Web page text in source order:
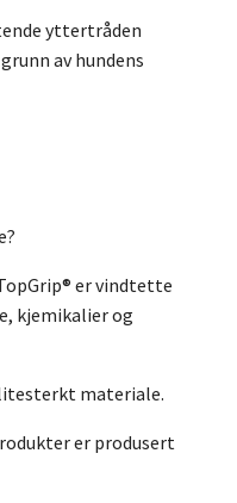
yttertråden
av hundens
er vindtette
kjemikalier og
materiale.
er produsert